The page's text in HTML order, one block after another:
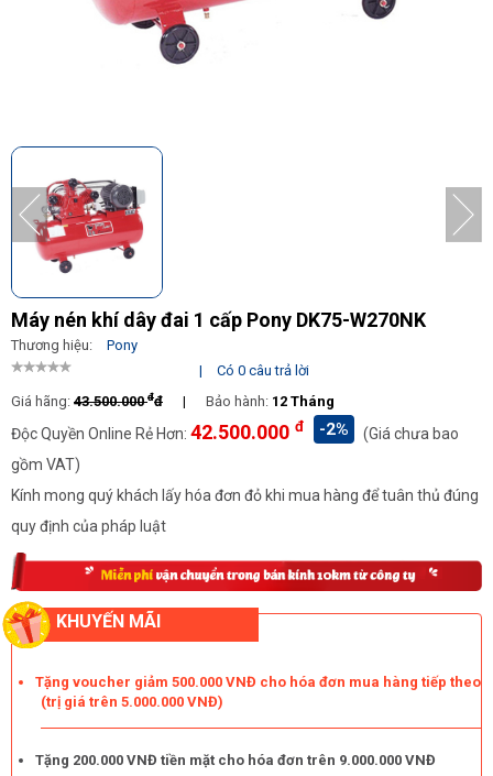
Máy nén khí dây đai 1 cấp Pony DK75-W270NK
Thương hiệu:
Pony
|
Có 0 câu trả lời
Giá hãng: 43.500.000đđ | Bảo hành: 12 Tháng
Độc Quyền Online Rẻ Hơn: 42.500.000 đ -2%
(Giá chưa bao
gồm VAT)
Kính mong quý khách lấy hóa đơn đỏ khi mua hàng để tuân thủ đúng
quy định của pháp luật
KHUYẾN MÃI
Tặng voucher giảm 500.000 VNĐ cho hóa đơn mua hàng tiếp theo
(trị giá trên 5.000.000 VNĐ)
Tặng 200.000 VNĐ tiền mặt cho hóa đơn trên 9.000.000 VNĐ